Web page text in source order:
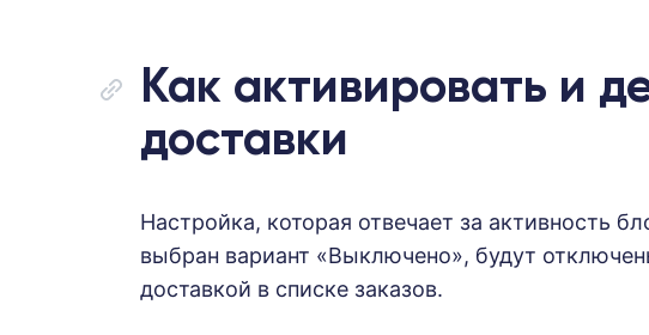
Как активировать и
доставки
Настройка, которая отвечает за активность
выбран вариант «Выключено», будут
доставкой в списке заказов.